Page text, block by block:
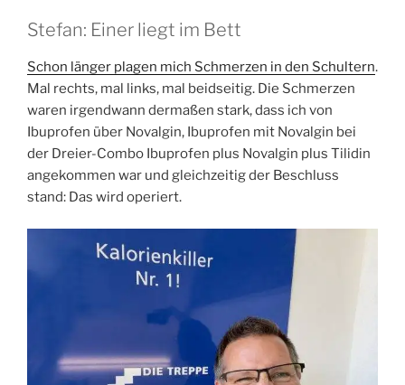
Stefan: Einer liegt im Bett
Schon länger plagen mich Schmerzen in den Schultern.
Mal rechts, mal links, mal beidseitig. Die Schmerzen
waren irgendwann dermaßen stark, dass ich von
Ibuprofen über Novalgin, Ibuprofen mit Novalgin bei
der Dreier-Combo Ibuprofen plus Novalgin plus Tilidin
angekommen war und gleichzeitig der Beschluss
stand: Das wird operiert.